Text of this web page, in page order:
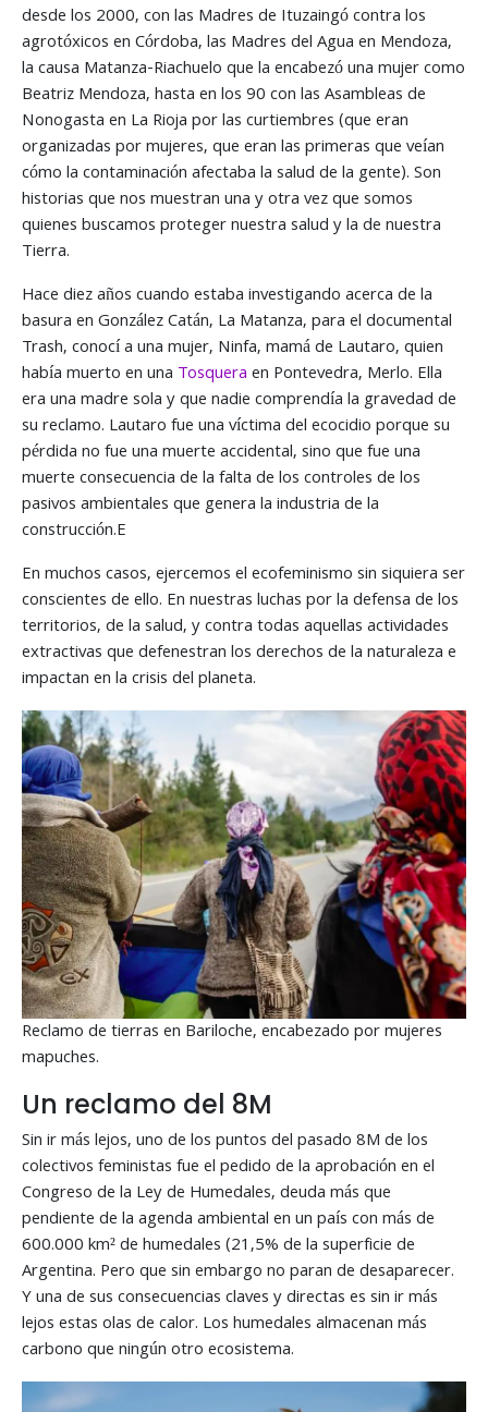
desde los 2000, con las Madres de Ituzaingó contra los
agrotóxicos en Córdoba, las Madres del Agua en Mendoza,
la causa Matanza-Riachuelo que la encabezó una mujer como
Beatriz Mendoza, hasta en los 90 con las Asambleas de
Nonogasta en La Rioja por las curtiembres (que eran
organizadas por mujeres, que eran las primeras que veían
cómo la contaminación afectaba la salud de la gente). Son
historias que nos muestran una y otra vez que somos
quienes buscamos proteger nuestra salud y la de nuestra
Tierra.
Hace diez años cuando estaba investigando acerca de la
basura en González Catán, La Matanza, para el documental
Trash, conocí a una mujer, Ninfa, mamá de Lautaro, quien
había muerto en una Tosqueraen Pontevedra, Merlo. Ella
era una madre sola y que nadie comprendía la gravedad de
su reclamo. Lautaro fue una víctima del ecocidio porque su
pérdida no fue una muerte accidental, sino que fue una
muerte consecuencia de la falta de los controles de los
pasivos ambientales que genera la industria de la
construcción.E
En muchos casos, ejercemos el ecofeminismo sin siquiera ser
conscientes de ello. En nuestras luchas por la defensa de los
territorios, de la salud, y contra todas aquellas actividades
extractivas que defenestran los derechos de la naturaleza e
impactan en la crisis del planeta.
Reclamo de tierras en Bariloche, encabezado por mujeres
mapuches.
Un reclamo del 8M
Sin ir más lejos, uno de los puntos del pasado 8M de los
colectivos feministas fue el pedido de la aprobación en el
Congreso de la Ley de Humedales, deuda más que
pendiente de la agenda ambiental en un país con más de
600.000 km² de humedales (21,5% de la superficie de
Argentina. Pero que sin embargo no paran de desaparecer.
Y una de sus consecuencias claves y directas es sin ir más
lejos estas olas de calor. Los humedales almacenan más
carbono que ningún otro ecosistema.